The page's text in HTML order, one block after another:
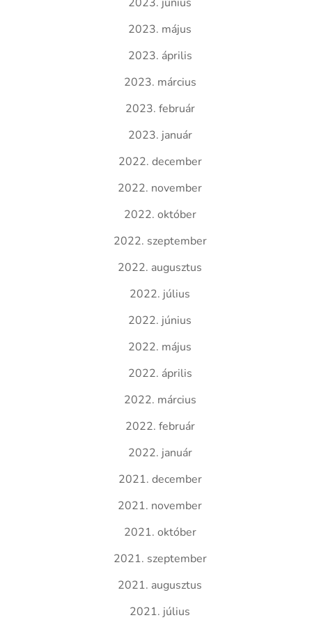
2023. május
2023. április
2023. március
2023. február
2023. január
2022. december
2022. november
2022. október
2022. szeptember
2022. augusztus
2022. július
2022. június
2022. május
2022. április
2022. március
2022. február
2022. január
2021. december
2021. november
2021. október
2021. szeptember
2021. augusztus
2021. július